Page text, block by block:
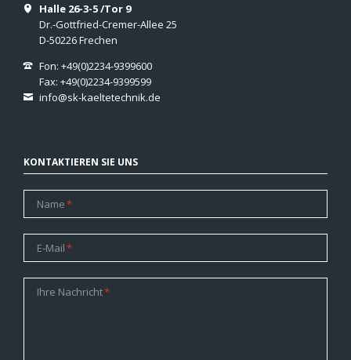
Halle 26-3-5 /Tor 9
Dr.-Gottfried-Cremer-Allee 25
D-50226 Frechen
Fon: +49(0)2234-9399600
Fax: +49(0)2234-9399599
info@sk-kaeltetechnik.de
KONTAKTIEREN SIE UNS
Pflichtfeld
Name*
Pflichtfeld
E-Mail*
Pflichtfeld
Ihre Nachricht*